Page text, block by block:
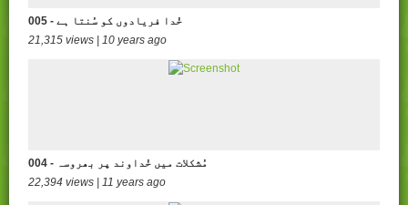
005 - خُدا فریادوں کو سُنتا ہے
21,315 views | 10 years ago
004 - مُشکلات میں خُداوند پر بھروسہ
22,394 views | 11 years ago